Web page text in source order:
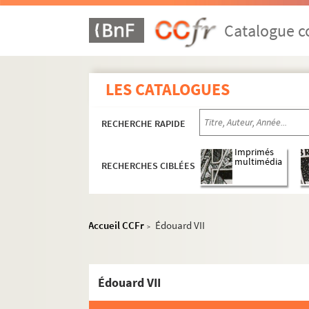
Catalogue
LES CATALOGUES
RECHERCHE RAPIDE
RECHERCHES CIBLÉES
Imprimés
multimédia
Accueil CCFr > Édouard VII
Édouard VII
Oeuvres littéraires
Papiers personnels
Documents relatifs à la publication des